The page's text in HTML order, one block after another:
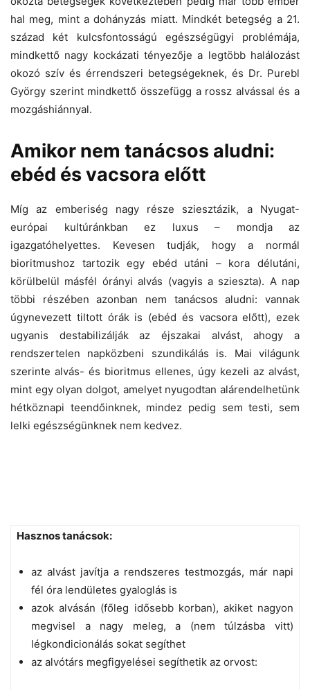
hal meg, mint a dohányzás miatt. Mindkét betegség a 21.
század két kulcsfontosságú egészségügyi problémája,
mindkettő nagy kockázati tényezője a legtöbb halálozást
okozó szív és érrendszeri betegségeknek, és Dr. Purebl
György szerint mindkettő összefügg a rossz alvással és a
mozgáshiánnyal.
Amikor nem tanácsos aludni:
ebéd és vacsora előtt
Míg az emberiség nagy része sziesztázik, a Nyugat-
európai kultúránkban ez luxus – mondja az
igazgatóhelyettes. Kevesen tudják, hogy a normál
bioritmushoz tartozik egy ebéd utáni – kora délutáni,
körülbelül másfél órányi alvás (vagyis a szieszta). A nap
többi részében azonban nem tanácsos aludni: vannak
úgynevezett tiltott órák is (ebéd és vacsora előtt), ezek
ugyanis destabilizálják az éjszakai alvást, ahogy a
rendszertelen napközbeni szundikálás is. Mai világunk
szerinte alvás- és bioritmus ellenes, úgy kezeli az alvást,
mint egy olyan dolgot, amelyet nyugodtan alárendelhetünk
hétköznapi teendőinknek, mindez pedig sem testi, sem
lelki egészségünknek nem kedvez.
Hasznos tanácsok:
az alvást javítja a rendszeres testmozgás, már napi
fél óra lendületes gyaloglás is
azok alvásán (főleg idősebb korban), akiket nagyon
megvisel a nagy meleg, a (nem túlzásba vitt)
légkondicionálás sokat segíthet
az alvótárs megfigyelései segíthetik az orvost: